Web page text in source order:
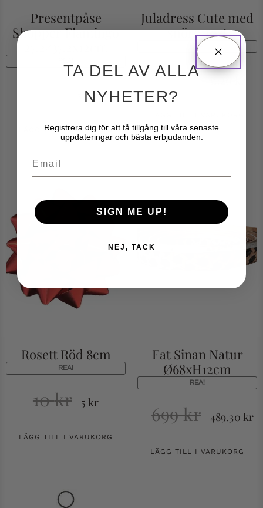
Presentpåse
Shopper Flamingo
55.20kr
LÄGG TILL I VARUKORG
Juladress Cute med
snöre 40st
REA!
39kr
Rosett Röd 8cm
REA!
10kr 5 kr
LÄGG TILL I VARUKORG
Fat Sinan Natur
Ø68xH12cm
REA!
699kr 489.30kr
LÄGG TILL I VARUKORG
TA DEL AV ALLA
NYHETER?
Registrera dig för att få tillgång till våra senaste
uppdateringar och bästa erbjudanden.
Email
SIGN ME UP!
NEJ, TACK